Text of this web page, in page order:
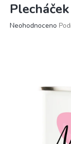
Průměrné
Neohodnoceno